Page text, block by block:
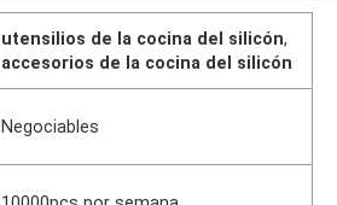
utensilios de la cocina del silicón,
accesorios de la cocina del silicón
Negociables